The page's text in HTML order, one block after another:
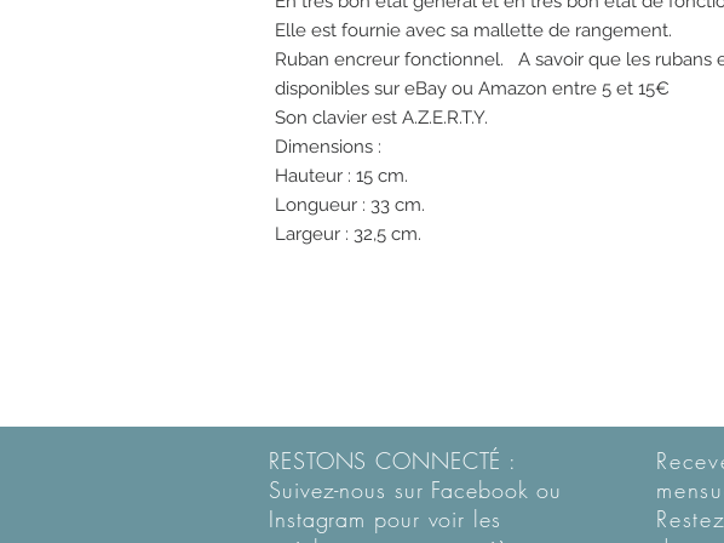
Elle est fournie avec sa mallette de rangement.
Ruban encreur fonctionnel. A savoir que les rubans
disponibles sur eBay ou Amazon entre 5 et 15€
Son clavier est A.Z.E.R.T.Y.
Dimensions :
Hauteur : 15 cm.
Longueur : 33 cm.
Largeur : 32,5 cm.
RESTONS CONNECTÉ :
Suivez-nous sur Facebook ou
Instagram pour voir les